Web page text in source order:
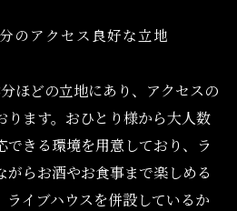
のアクセス良好な立地
ほどの立地にあり、アクセスの
ります。おひとり様から大人数
きる環境を用意しており、ラ
がらお酒やお食事まで楽しめる
ライブハウスを併設しているか